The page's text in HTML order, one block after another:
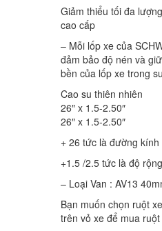
Giảm thiểu tối đa
cao cấp
– Mỗi lốp xe của
đảm bảo độ nén và
bền của lốp xe trong
Cao su thiên nhiên
26″ x 1.5-2.50″
26″ x 1.5-2.50″
+ 26 tức là đường
+1.5 /2.5 tức là độ
– Loại Van : AV13
Bạn muốn chọn ruột
trên vỏ xe để mua